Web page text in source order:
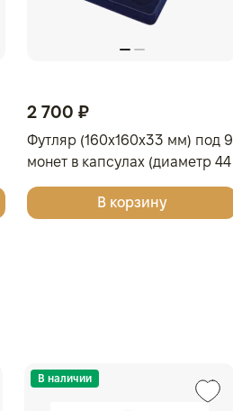
2 700 ₽
Футляр (160x160x33 мм) под 9
монет в капсулах (диаметр 44
мм), светло-бордовый
В корзину
В наличии